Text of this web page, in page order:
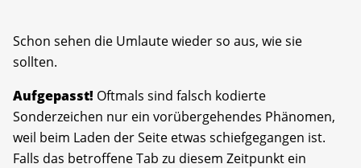
Schon sehen die Umlaute wieder so aus, wie sie
sollten.
Aufgepasst! Oftmals sind falsch kodierte
Sonderzeichen nur ein vorübergehendes Phänomen,
weil beim Laden der Seite etwas schiefgegangen ist.
Falls das betroffene Tab zu diesem Zeitpunkt ein